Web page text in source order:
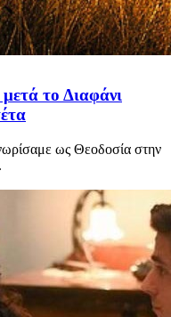
το Διαφάνι
ως Θεοδοσία στην